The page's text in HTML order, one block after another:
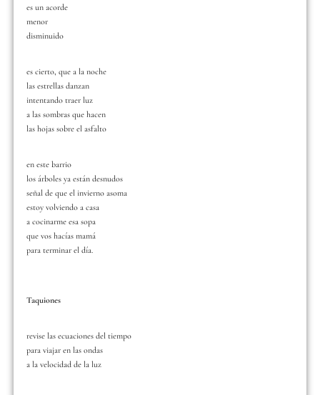
es un acorde
menor
disminuido
es cierto, que a la noche
las estrellas danzan
intentando traer luz
a las sombras que hacen
las hojas sobre el asfalto
en este barrio
los árboles ya están desnudos
señal de que el invierno asoma
estoy volviendo a casa
a cocinarme esa sopa
que vos hacías mamá
para terminar el día.
Taquiones
revise las ecuaciones del tiempo
para viajar en las ondas
a la velocidad de la luz